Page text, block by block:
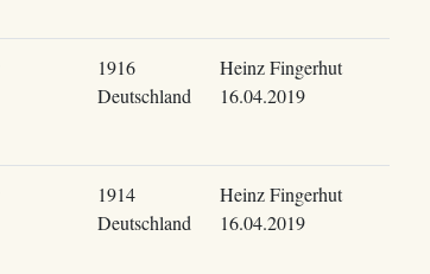
1916
Deutschland
Heinz Fingerhut
16.04.2019
1914
Deutschland
Heinz Fingerhut
16.04.2019